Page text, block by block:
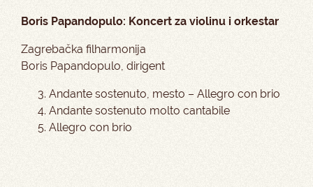
Boris Papandopulo: Koncert za violinu i orkestar
Zagrebačka filharmonija
Boris Papandopulo, dirigent
Andante sostenuto, mesto – Allegro con brio
Andante sostenuto molto cantabile
Allegro con brio